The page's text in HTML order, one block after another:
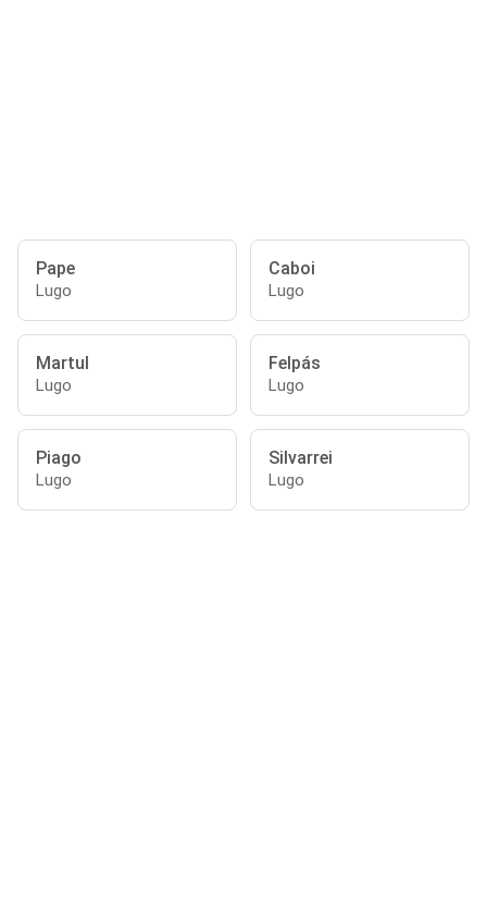
Pape
Lugo
Caboi
Lugo
Martul
Lugo
Felpás
Lugo
Piago
Lugo
Silvarrei
Lugo